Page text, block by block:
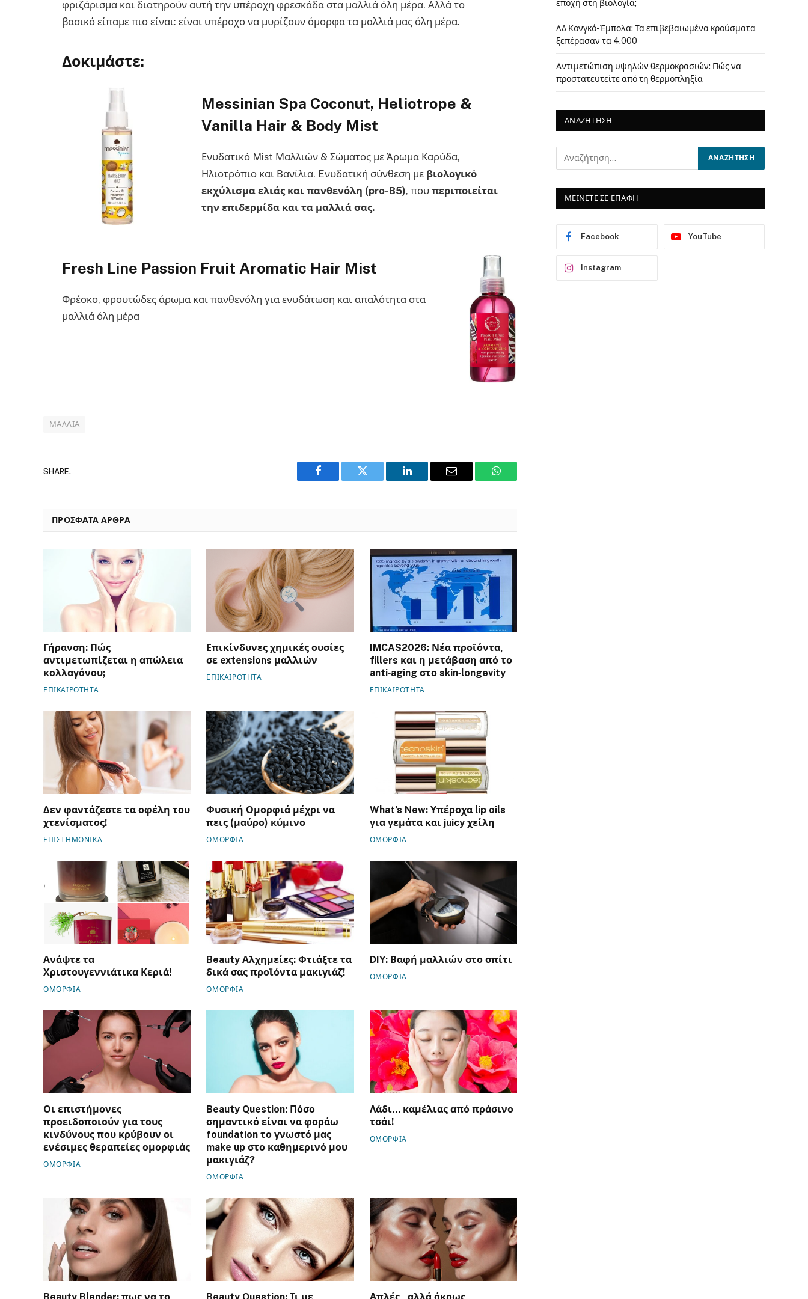
φριζάρισμα και διατηρούν αυτή την υπέροχη φρεσκάδα στα μαλλιά όλη μέρα. Αλλά το
βασικό είπαμε πιο είναι: είναι υπέροχο να μυρίζουν όμορφα τα μαλλιά μας όλη μέρα.
Δοκιμάστε:
Messinian Spa Coconut, Heliotrope &
Vanilla Hair & Body Mist
Ενυδατικό Mist Μαλλιών & Σώματος με Άρωμα Καρύδα,
Ηλιοτρόπιο και Βανίλια. Eνυδατική σύνθεση με βιολογικό
εκχύλισμα ελιάς και πανθενόλη (pro-B5), πουπεριποιείται
την επιδερμίδα και τα μαλλιά σας.
Fresh Line Passion Fruit Aromatic Hair Mist
Φρέσκο, φρουτώδες άρωμα και πανθενόλη για ενυδάτωση και απαλότητα στα
μαλλιά όλη μέρα
ΜΑΛΛΙΆ
SHARE.
Facebook Twitter LinkedIn Email WhatsApp
ΠΡΟΣΦΑΤΑ ΑΡΘΡΑ
Γήρανση: Πώς
αντιμετωπίζεται η απώλεια
κολλαγόνου;
ΕΠΙΚΑΙΡΟΤΗΤΑ
Επικίνδυνες χημικές ουσίες
σε extensions μαλλιών
ΕΠΙΚΑΙΡΟΤΗΤΑ
IMCAS2026: Νέα προϊόντα,
fillers και η μετάβαση από το
anti‑aging στο skin‑longevity
ΕΠΙΚΑΙΡΟΤΗΤΑ
Δεν φαντάζεστε τα οφέλη του
χτενίσματος!
ΕΠΙΣΤΗΜΟΝΙΚΑ
Φυσική Ομορφιά μέχρι να
πεις (μαύρο) κύμινο
ΟΜΟΡΦΙΑ
What’s New: Υπέροχα lip oils
για γεμάτα και juicy χείλη
ΟΜΟΡΦΙΑ
Ανάψτε τα
Χριστουγεννιάτικα Κεριά!
ΟΜΟΡΦΙΑ
Beauty Αλχημείες: Φτιάξτε τα
δικά σας προϊόντα μακιγιάζ!
ΟΜΟΡΦΙΑ
DIY: Βαφή μαλλιών στο σπίτι
ΟΜΟΡΦΙΑ
Οι επιστήμονες
προειδοποιούν για τους
κινδύνους που κρύβουν οι
ενέσιμες θεραπείες ομορφιάς
ΟΜΟΡΦΙΑ
Beauty Question: Πόσο
σημαντικό είναι να φοράω
foundation το γνωστό μας
make up στο καθημερινό μου
μακιγιάζ?
ΟΜΟΡΦΙΑ
Λάδι… καμέλιας από πράσινο
τσάι!
ΟΜΟΡΦΙΑ
εποχή στη βιολογία;
ΛΔ Κονγκό-Έμπολα: Τα επιβεβαιωμένα κρούσματα
ξεπέρασαν τα 4.000
Αντιμετώπιση υψηλών θερμοκρασιών: Πώς να
προστατευτείτε από τη θερμοπληξία
ΑΝΑΖΗΤΗΣΗ
ΜΕΙΝΕΤΕ ΣΕ ΕΠΑΦΗ
Facebook YouTube
Instagram